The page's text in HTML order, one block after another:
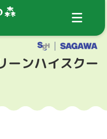
ーンハイスクー